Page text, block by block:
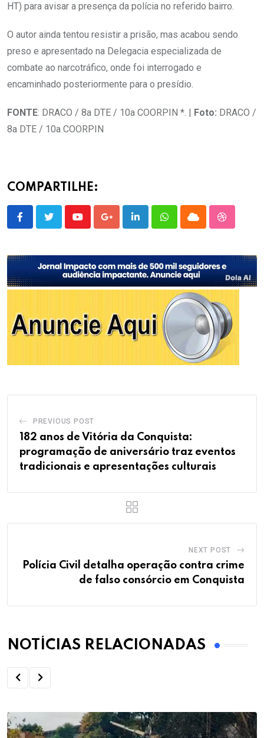
HT) para avisar a presença da polícia no referido bairro.
O autor ainda tentou resistir a prisão, mas acabou sendo
preso e apresentado na Delegacia especializada de
combate ao narcotráfico, onde foi interrogado e
encaminhado posteriormente para o presídio.
FONTE: DRACO / 8a DTE / 10a COORPIN *. | Foto: DRACO /
8a DTE / 10a COORPIN
COMPARTILHE:
YoutubeGoogle+LinkedInWhatsappCloud
PREVIOUS POST
182 anos de Vitória da Conquista:
programação de aniversário traz eventos
tradicionais e apresentações culturais
NEXT POST
Polícia Civil detalha operação contra crime
de falso consórcio em Conquista
NOTÍCIAS RELACIONADAS